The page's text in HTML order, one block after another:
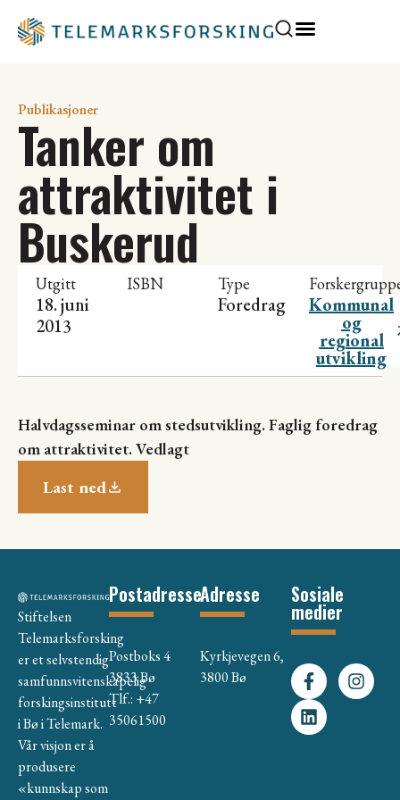
Publikasjoner
Tanker om
attraktivitet i
Buskerud
Utgitt
18. juni
2013
ISBN Type
Foredrag Kommunal
og
regional
utvikling
Halvdagsseminar om stedsutvikling. Faglig foredrag
om attraktivitet. Vedlagt
Last ned
Stiftelsen
Telemarksforsking
er et selvstendig
samfunnsvitenskapelig
forskingsinstitutt
i Bø i Telemark.
Vår visjon er å
produsere
«kunnskap som
Postadresse
Postboks 4
3833 Bø
Tlf.: +47
35061500
Adresse
Kyrkjevegen 6,
3800 Bø
Sosiale
medier